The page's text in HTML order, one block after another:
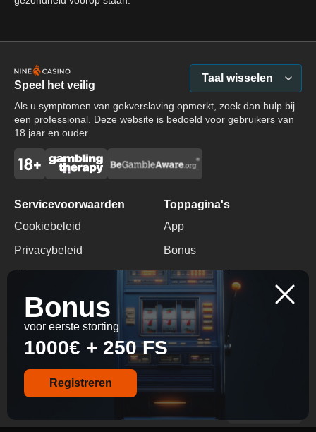
Bonus
voor eerste storting
1000€ + 250 FS
Registreren
Speel het veilig
Als u symptomen van gokverslaving opmerkt, zoek dan hulp bij
een professional. Deze website is bedoeld voor gebruikers van
18 jaar en ouder.
Taal wisselen
Servicevoorwaarden
Cookiebeleid
Privacybeleid
Algemene voorwaarden
Verantwoord Gokken
Toppagina's
App
Bonus
Promotiecode
Geen Stortingsbonus
Contacten
+1 416 714 7710
info@ninecasinos.io
© 2026 All Rights